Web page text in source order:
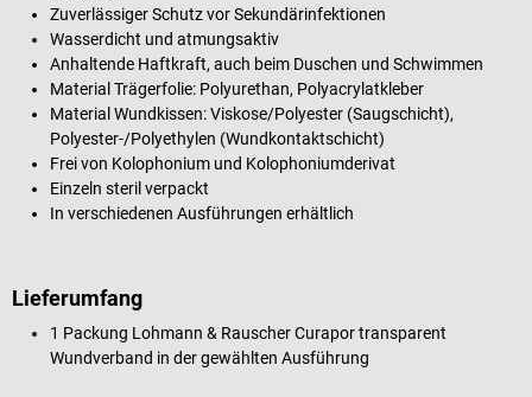
Zuverlässiger Schutz vor Sekundärinfektionen
Wasserdicht und atmungsaktiv
Anhaltende Haftkraft, auch beim Duschen und Schwimmen
Material Trägerfolie: Polyurethan, Polyacrylatkleber
Material Wundkissen: Viskose/Polyester (Saugschicht),
Polyester-/Polyethylen (Wundkontaktschicht)
Frei von Kolophonium und Kolophoniumderivat
Einzeln steril verpackt
In verschiedenen Ausführungen erhältlich
Lieferumfang
1 Packung Lohmann & Rauscher Curapor transparent
Wundverband in der gewählten Ausführung